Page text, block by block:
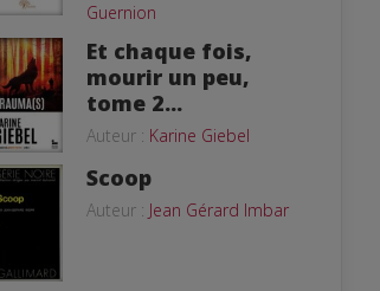
Guernion
Et chaque fois,
mourir un peu,
tome 2...
Auteur : Karine Giebel
Scoop
Auteur : Jean Gérard Imbar